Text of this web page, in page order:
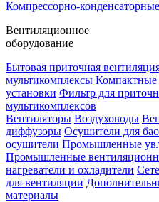
Компрессорно-
Вентиляционное
оборудование
Бытовая приточная
мультикомплексы
установки Фильтр для
мультикомплексов
Вентиляторы Воздуховоды
диффузоры Осушители для
осушители Промышленные
Промышленные
нагреватели и охладители
для вентиляции
материалы